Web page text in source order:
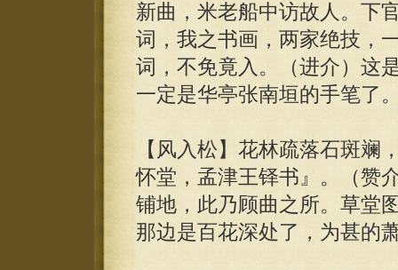
新曲，米老船中访故人。下
词，我之书画，两家绝技，
词，不免竟入。（进介）这
一定是华亭张南垣的手笔了
【风入松】花林疏落石斑斓
怀堂，孟津王铎书』。（赞
铺地，此乃顾曲之所。草堂
那边是百花深处了，为甚的